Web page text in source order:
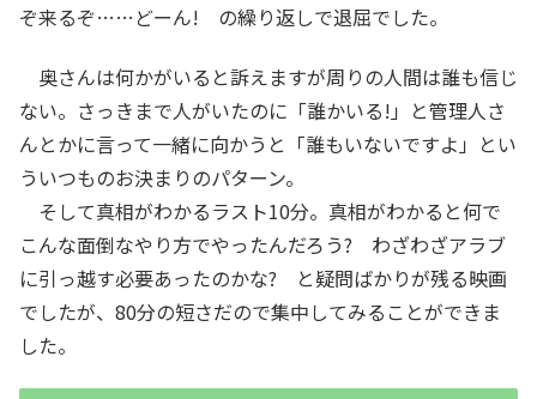
ぞ来るぞ……どーん! の繰り返しで退屈でした。
奥さんは何かがいると訴えますが周りの人間は誰も信じ
ない。さっきまで人がいたのに「誰かいる!」と管理人さ
んとかに言って一緒に向かうと「誰もいないですよ」とい
ういつものお決まりのパターン。
そして真相がわかるラスト10分。真相がわかると何で
こんな面倒なやり方でやったんだろう? わざわざアラブ
に引っ越す必要あったのかな? と疑問ばかりが残る映画
でしたが、80分の短さだので集中してみることができま
した。